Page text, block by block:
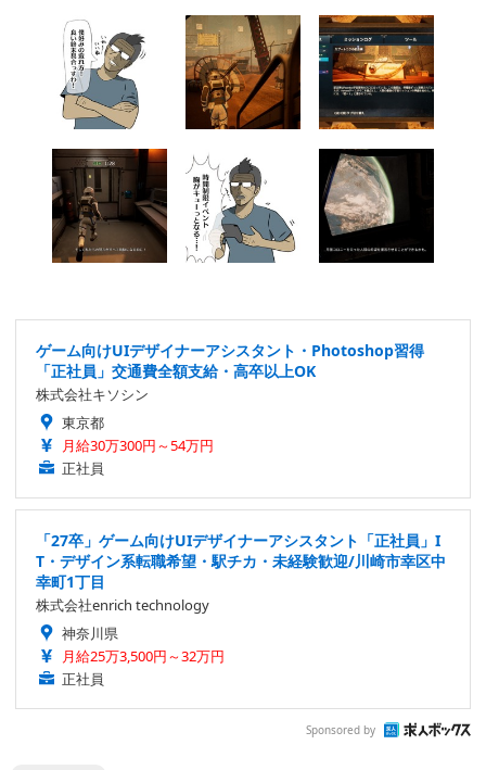
ゲーム向けUIデザイナーアシスタント・Photoshop習得
「正社員」交通費全額支給・高卒以上OK
株式会社キソシン
東京都
月給30万300円～54万円
正社員
「27卒」ゲーム向けUIデザイナーアシスタント「正社員」I
T・デザイン系転職希望・駅チカ・未経験歓迎/川崎市幸区中
幸町1丁目
株式会社enrich technology
神奈川県
月給25万3,500円～32万円
正社員
Sponsored by